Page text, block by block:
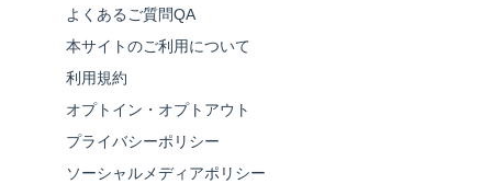
よくあるご質問QA
本サイトのご利用について
利用規約
オプトイン・オプトアウト
プライバシーポリシー
ソーシャルメディアポリシー